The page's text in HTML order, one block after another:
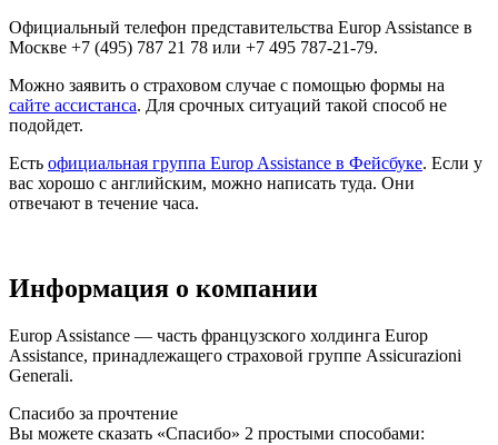
Официальный телефон представительства Europ Assistance в
Москве +7 (495) 787 21 78 или +7 495 787-21-79.
Можно заявить о страховом случае с помощью формы на
сайте ассистанса. Для срочных ситуаций такой способ не
подойдет.
Есть официальная группа Europ Assistance в Фейсбуке. Если у
вас хорошо с английским, можно написать туда. Они
отвечают в течение часа.
Информация о компании
Europ Assistance — часть французского холдинга Europ
Assistance, принадлежащего страховой группе Assicurazioni
Generali.
Спасибо за прочтение
Вы можете сказать «Спасибо» 2 простыми способами: